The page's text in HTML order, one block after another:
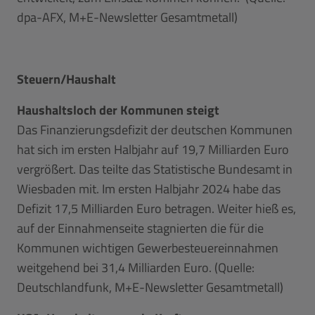
dpa-AFX, M+E-Newsletter Gesamtmetall)
Steuern/Haushalt
Haushaltsloch der Kommunen steigt
Das Finanzierungsdefizit der deutschen Kommunen
hat sich im ersten Halbjahr auf 19,7 Milliarden Euro
vergrößert. Das teilte das Statistische Bundesamt in
Wiesbaden mit. Im ersten Halbjahr 2024 habe das
Defizit 17,5 Milliarden Euro betragen. Weiter hieß es,
auf der Einnahmenseite stagnierten die für die
Kommunen wichtigen Gewerbesteuereinnahmen
weitgehend bei 31,4 Milliarden Euro. (Quelle:
Deutschlandfunk, M+E-Newsletter Gesamtmetall)